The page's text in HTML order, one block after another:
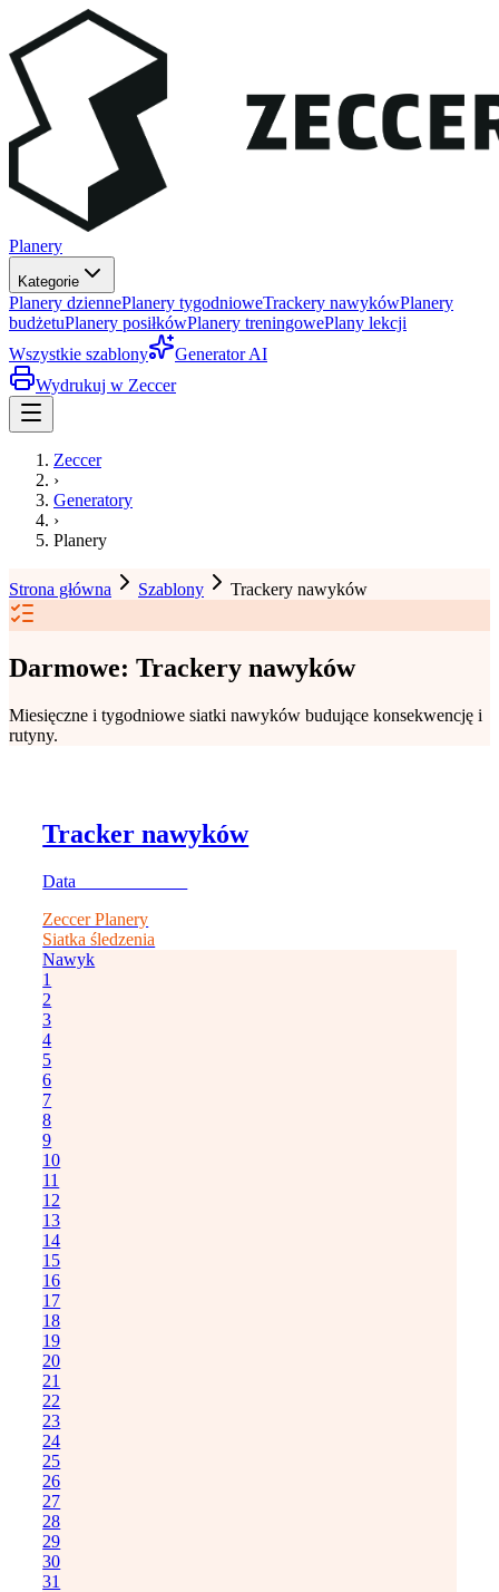
Planery
Kategorie
Planery dziennePlanery tygodnioweTrackery nawykówPlanery
budżetuPlanery posiłkówPlanery treningowePlany lekcji
Wszystkie szablony
Generator AI
Wydrukuj w Zeccer
Zeccer
›
Generatory
›
Planery
Strona główna Szablony Trackery nawyków
Darmowe: Trackery nawyków
Miesięczne i tygodniowe siatki nawyków budujące konsekwencję i
rutyny.
Tracker nawyków
Data ____________
Zeccer Planery
Siatka śledzenia
Nawyk
1
2
3
4
5
6
7
8
9
10
11
12
13
14
15
16
17
18
19
20
21
22
23
24
25
26
27
28
29
30
31